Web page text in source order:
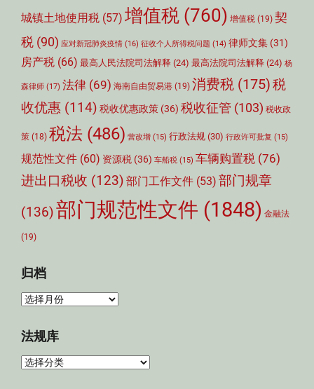
城镇土地使用税 (57) 增值税 (760) 增值税 (19) 契
税 (90) 应对新冠肺炎疫情 (16) 征收个人所得税问题 (14) 律师文集 (31)
房产税 (66) 最高人民法院司法解释 (24) 最高法院司法解释 (24) 杨
森律师 (17) 法律 (69) 海南自由贸易港 (19) 消费税 (175)税
收优惠 (114) 税收优惠政策 (36) 税收征管 (103) 税收政
策 (18) 税法 (486) 营改增 (15) 行政法规 (30) 行政许可批复 (15)
规范性文件 (60) 资源税 (36) 车船税 (15) 车辆购置税 (76)
进出口税收 (123) 部门工作文件 (53) 部门规章
(136)部门规范性文件 (1848) 金融法
(19)
归档
归
法规库
法